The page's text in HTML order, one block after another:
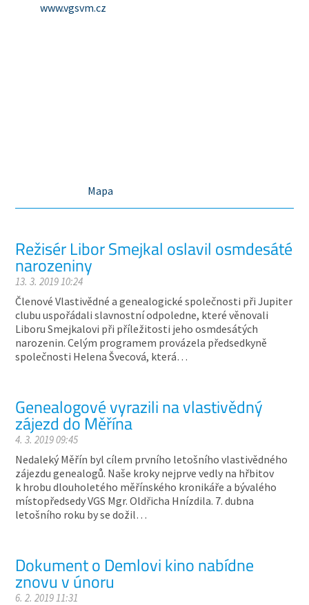
www.vgsvm.cz
Mapa
Režisér Libor Smejkal oslavil osmdesáté
narozeniny
13. 3. 2019 10:24
Členové Vlastivědné a genealogické společnosti při Jupiter
clubu uspořádali slavnostní odpoledne, které věnovali
Liboru Smejkalovi při příležitosti jeho osmdesátých
narozenin. Celým programem provázela předsedkyně
společnosti Helena Švecová, která…
Genealogové vyrazili na vlastivědný
zájezd do Měřína
4. 3. 2019 09:45
Nedaleký Měřín byl cílem prvního letošního vlastivědného
zájezdu genealogů. Naše kroky nejprve vedly na hřbitov
k hrobu dlouholetého měřínského kronikáře a bývalého
místopředsedy VGS Mgr. Oldřicha Hnízdila. 7. dubna
letošního roku by se dožil…
Dokument o Demlovi kino nabídne
znovu v únoru
6. 2. 2019 11:31